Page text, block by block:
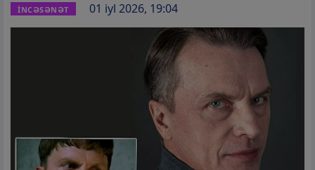
İNCƏSƏNƏT 01 iyl 2026, 19:04